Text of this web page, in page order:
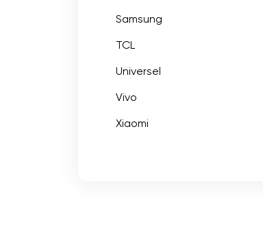
Samsung
TCL
Universel
Vivo
Xiaomi